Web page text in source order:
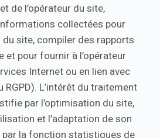
de l’opérateur du site,
collectées pour
du site, compiler des rapports
et pour fournir à l’opérateur
Internet ou en lien avec
L’intérêt du traitement
par l’optimisation du site,
et l’adaptation de son
par la fonction statistiques de